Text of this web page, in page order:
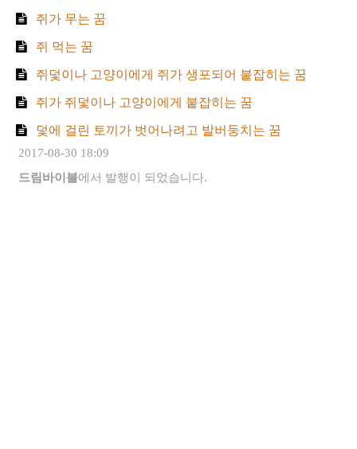
쥐가 무는 꿈
쥐 먹는 꿈
쥐덫이나 고양이에게 쥐가 생포되어 붙잡히는 꿈
쥐가 쥐덫이나 고양이에게 붙잡히는 꿈
덫에 걸린 토끼가 벗어나려고 발버둥치는 꿈
2017-08-30 18:09
드림바이블에서 발행이 되었습니다.